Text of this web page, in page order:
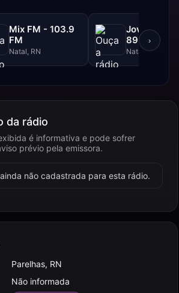
Mix FM - 103.9
FM
Natal, RN
Jovem Pan
89.9 FM
Natal, RN
›
da rádio
é informativa e pode sofrer
prévio pela emissora.
não cadastrada para esta rádio.
Parelhas, RN
Não informada